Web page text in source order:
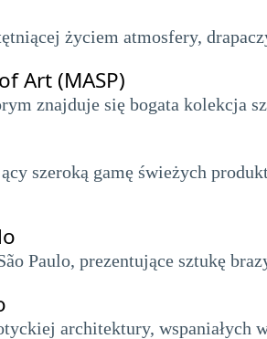
życiem atmosfery,
Art (MASP)
znajduje się bogata kolekcja
szeroką gamę świeżych
Paulo, prezentujące sztukę
architektury,